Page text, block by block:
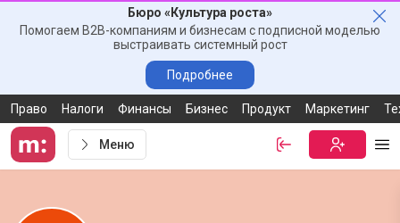
Бюро «Культура роста»
Помогаем B2B-компаниям и бизнесам с подписной моделью
выстраивать системный рост
Подробнее
Право Налоги Финансы Бизнес Продукт Маркетинг
Меню Войти